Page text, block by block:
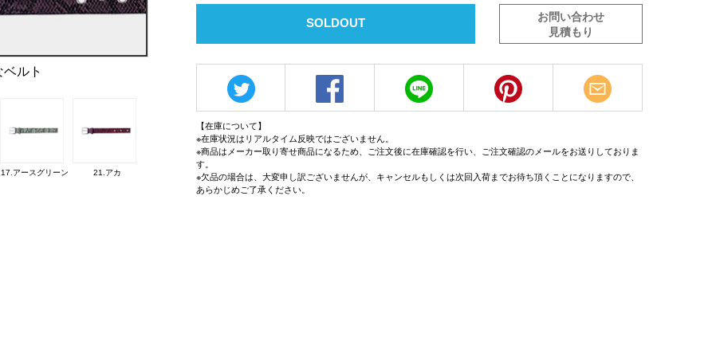
ルト
17.アースグリーン 21.アカ
SOLDOUT
お問い合わせ
見積もり
【在庫について】
※在庫状況はリアルタイム反映ではございません。
※商品はメーカー取り寄せ商品になるため、ご注文後に在庫確認を行い、ご注文確認のメールをお送りしておりま
す。
※欠品の場合は、大変申し訳ございませんが、キャンセルもしくは次回入荷までお待ち頂くことになりますので、
あらかじめご了承ください。